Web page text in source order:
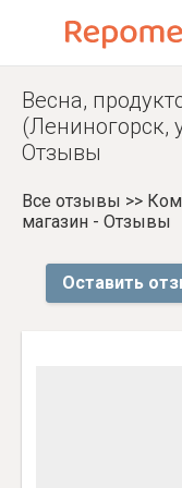
Весна,
(Лениногорск,
Отзывы
Все отзывы >>
магазин - Отзывы
Оставить